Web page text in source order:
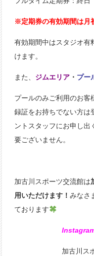
※定期券の有効期間は月
有効期間中はスタジオ有
けます。
また、 ジムエリア ・ プー
プールのみご利用のお
録証をお持ちでない方は
ントスタッフにお申し
要ございません。
加古川スポーツ交流館は
用いただけます！みなさ
ております
加古川ス